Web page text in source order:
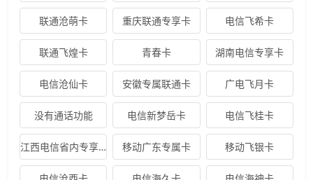
联通沧萌卡 重庆联通专享卡 电信飞希卡
联通飞煌卡 青春卡 湖南电信专享卡
电信沧仙卡 安徽专属联通卡 广电飞月卡
没有通话功能 电信新梦岳卡 电信飞桂卡
江西电信省内专享卡 移动广东专属卡 移动飞银卡